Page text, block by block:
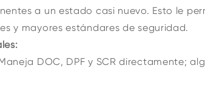
a un estado casi nuevo. Esto le
y mayores estándares de seguridad.
DOC, DPF y SCR directamente;